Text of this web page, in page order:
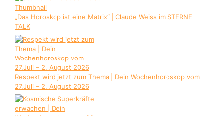
„Das Horoskop ist eine Matrix“ | Claude Weiss im STERNE
TALK
Respekt wird jetzt zum Thema | Dein Wochenhoroskop vom
27.Juli – 2. August 2026